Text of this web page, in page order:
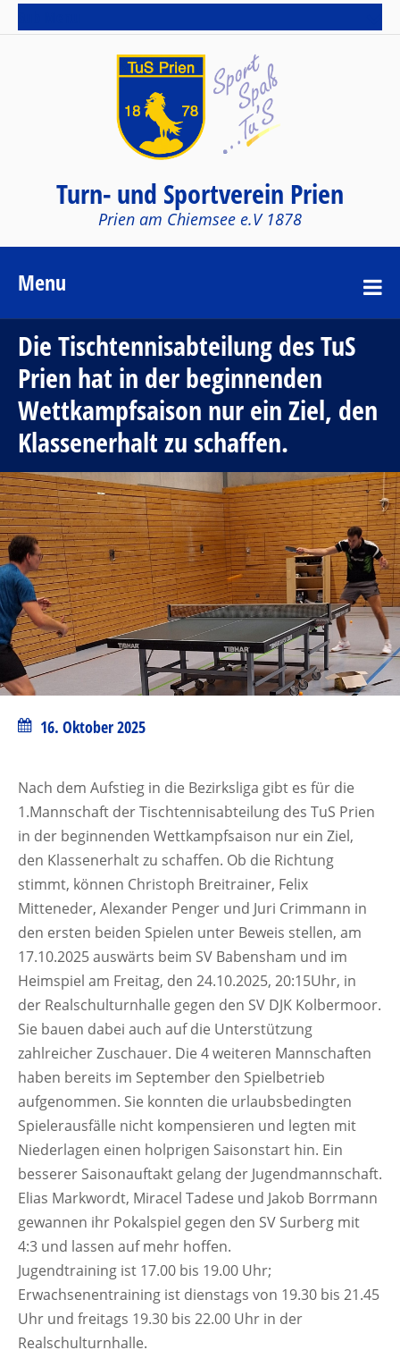
Turn- und Sportverein Prien
Prien am Chiemsee e.V 1878
Menu
Die Tischtennisabteilung des TuS
Prien hat in der beginnenden
Wettkampfsaison nur ein Ziel, den
Klassenerhalt zu schaffen.
16. Oktober 2025
Nach dem Aufstieg in die Bezirksliga gibt es für die
1.Mannschaft der Tischtennisabteilung des TuS Prien
in der beginnenden Wettkampfsaison nur ein Ziel,
den Klassenerhalt zu schaffen. Ob die Richtung
stimmt, können Christoph Breitrainer, Felix
Mitteneder, Alexander Penger und Juri Crimmann in
den ersten beiden Spielen unter Beweis stellen, am
17.10.2025 auswärts beim SV Babensham und im
Heimspiel am Freitag, den 24.10.2025, 20:15Uhr, in
der Realschulturnhalle gegen den SV DJK Kolbermoor.
Sie bauen dabei auch auf die Unterstützung
zahlreicher Zuschauer. Die 4 weiteren Mannschaften
haben bereits im September den Spielbetrieb
aufgenommen. Sie konnten die urlaubsbedingten
Spielerausfälle nicht kompensieren und legten mit
Niederlagen einen holprigen Saisonstart hin. Ein
besserer Saisonauftakt gelang der Jugendmannschaft.
Elias Markwordt, Miracel Tadese und Jakob Borrmann
gewannen ihr Pokalspiel gegen den SV Surberg mit
4:3 und lassen auf mehr hoffen.
Jugendtraining ist 17.00 bis 19.00 Uhr;
Erwachsenentraining ist dienstags von 19.30 bis 21.45
Uhr und freitags 19.30 bis 22.00 Uhr in der
Realschulturnhalle.